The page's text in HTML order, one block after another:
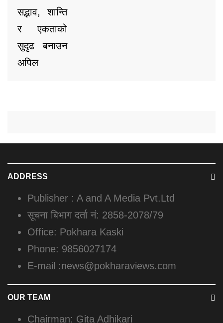
ADDRESS
Publisher : A and A Media Pvt.Ltd
सूचना बिभाग दर्ता नं: 2858-2078/79
Office: Pokhara Kaski
Phone: 9856027174
E-mail :news@pokharaviews.com
OUR TEAM
Chairman: Gita Adhikari